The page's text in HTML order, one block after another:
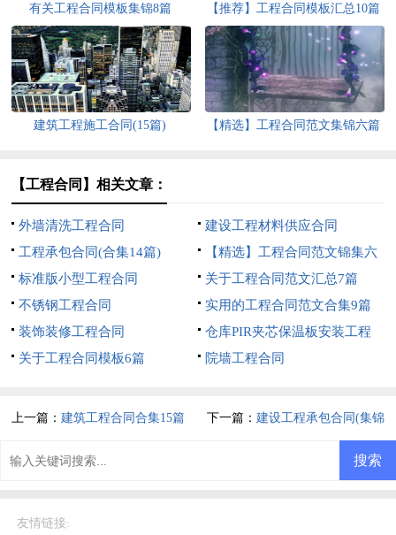
有关工程合同模板集锦8篇 【推荐】工程合同模板汇总10篇
建筑工程施工合同(15篇) 【精选】工程合同范文集锦六篇
【工程合同】相关文章：
外墙清洗工程合同
建设工程材料供应合同
工程承包合同(合集14篇)
【精选】工程合同范文锦集六
篇
标准版小型工程合同
关于工程合同范文汇总7篇
不锈钢工程合同
实用的工程合同范文合集9篇
装饰装修工程合同
仓库PIR夹芯保温板安装工程
合同
关于工程合同模板6篇 院墙工程合同
上一篇：建筑工程合同合集15篇 下一篇： 建设工程承包合同(集锦
友情链接: